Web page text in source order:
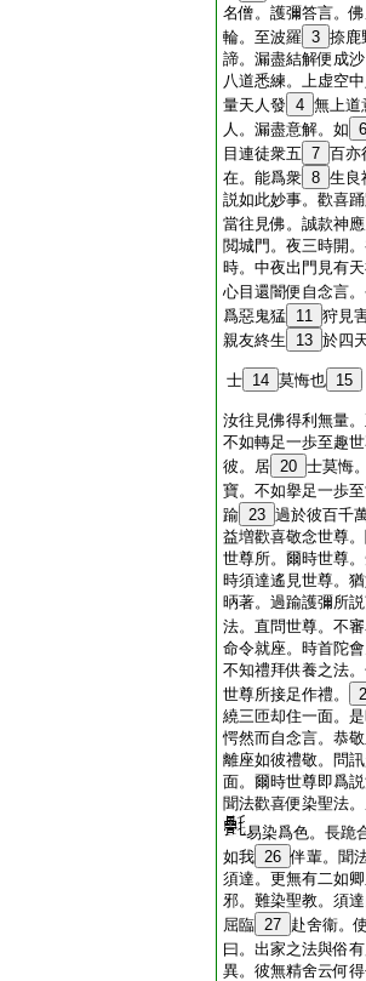
名僧。護彌答言。
輪。至波羅 3 捺鹿
諦。漏盡結解便成
八道悉練。上虚空
量天人發 4 無上道
人。漏盡意解。如 6
目連徒衆五 7 百亦
在。能爲衆 8 生良
説如此妙事。歡喜
當往見佛。誠款神
閲城門。夜三時開
時。中夜出門見有
心目還闇便自念言
爲惡鬼猛 11 狩見
親友終生
13 於四
士 14 莫悔也 15
汝往見佛得利無量
不如轉足一歩至趣
彼。居 20 士莫悔
寶。不如擧足一歩
踰 23 過於彼百千
益増歡喜敬念世尊
世尊所。爾時世尊
時須達遙見世尊。
昞著。過踰護彌所
法。直問世尊。不
命令就座。時首陀
不知禮拜供養之法
世尊所接足作禮。
繞三匝却住一面。
愕然而自念言。恭
離座如彼禮敬。問
面。爾時世尊即爲
聞法歡喜便染聖法
易染爲色。長跪
如我 26 伴輩。聞
須達。更無有二如
邪。難染聖教。須
屈臨 27 赴舍衞。
曰。出家之法與俗
異。彼無精舍云何